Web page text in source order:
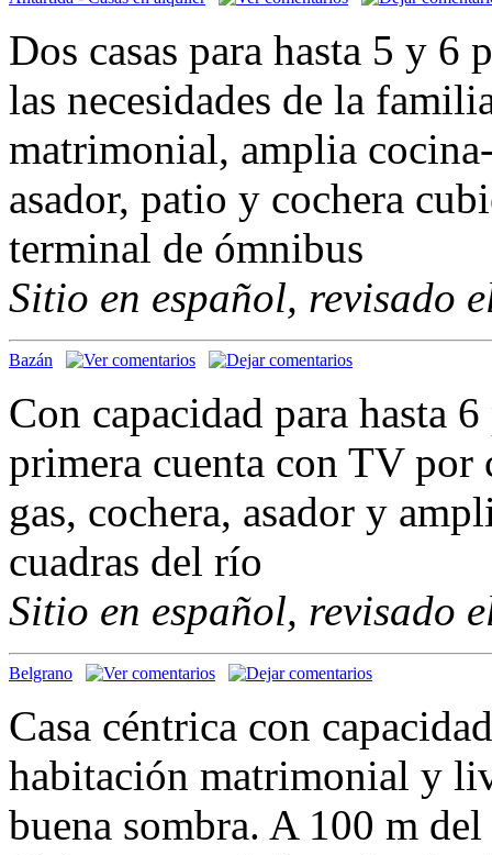
Dos casas para hasta 5 y 6
las necesidades de la
matrimonial, amplia
asador, patio y cochera
terminal de ómnibus
Sitio en español, revisado
Bazán
Con capacidad para hasta
primera cuenta con TV por
gas, cochera, asador y
cuadras del río
Sitio en español, revisado
Belgrano
Casa céntrica con
habitación matrimonial y
buena sombra. A 100 m